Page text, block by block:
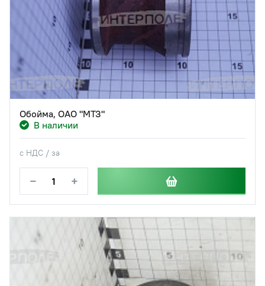
Обойма, ОАО "МТЗ"
В наличии
с НДС / за
− +